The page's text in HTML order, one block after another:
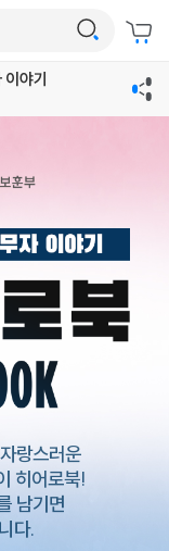
이야기
랑스러운
히어로북!
남기면
다.